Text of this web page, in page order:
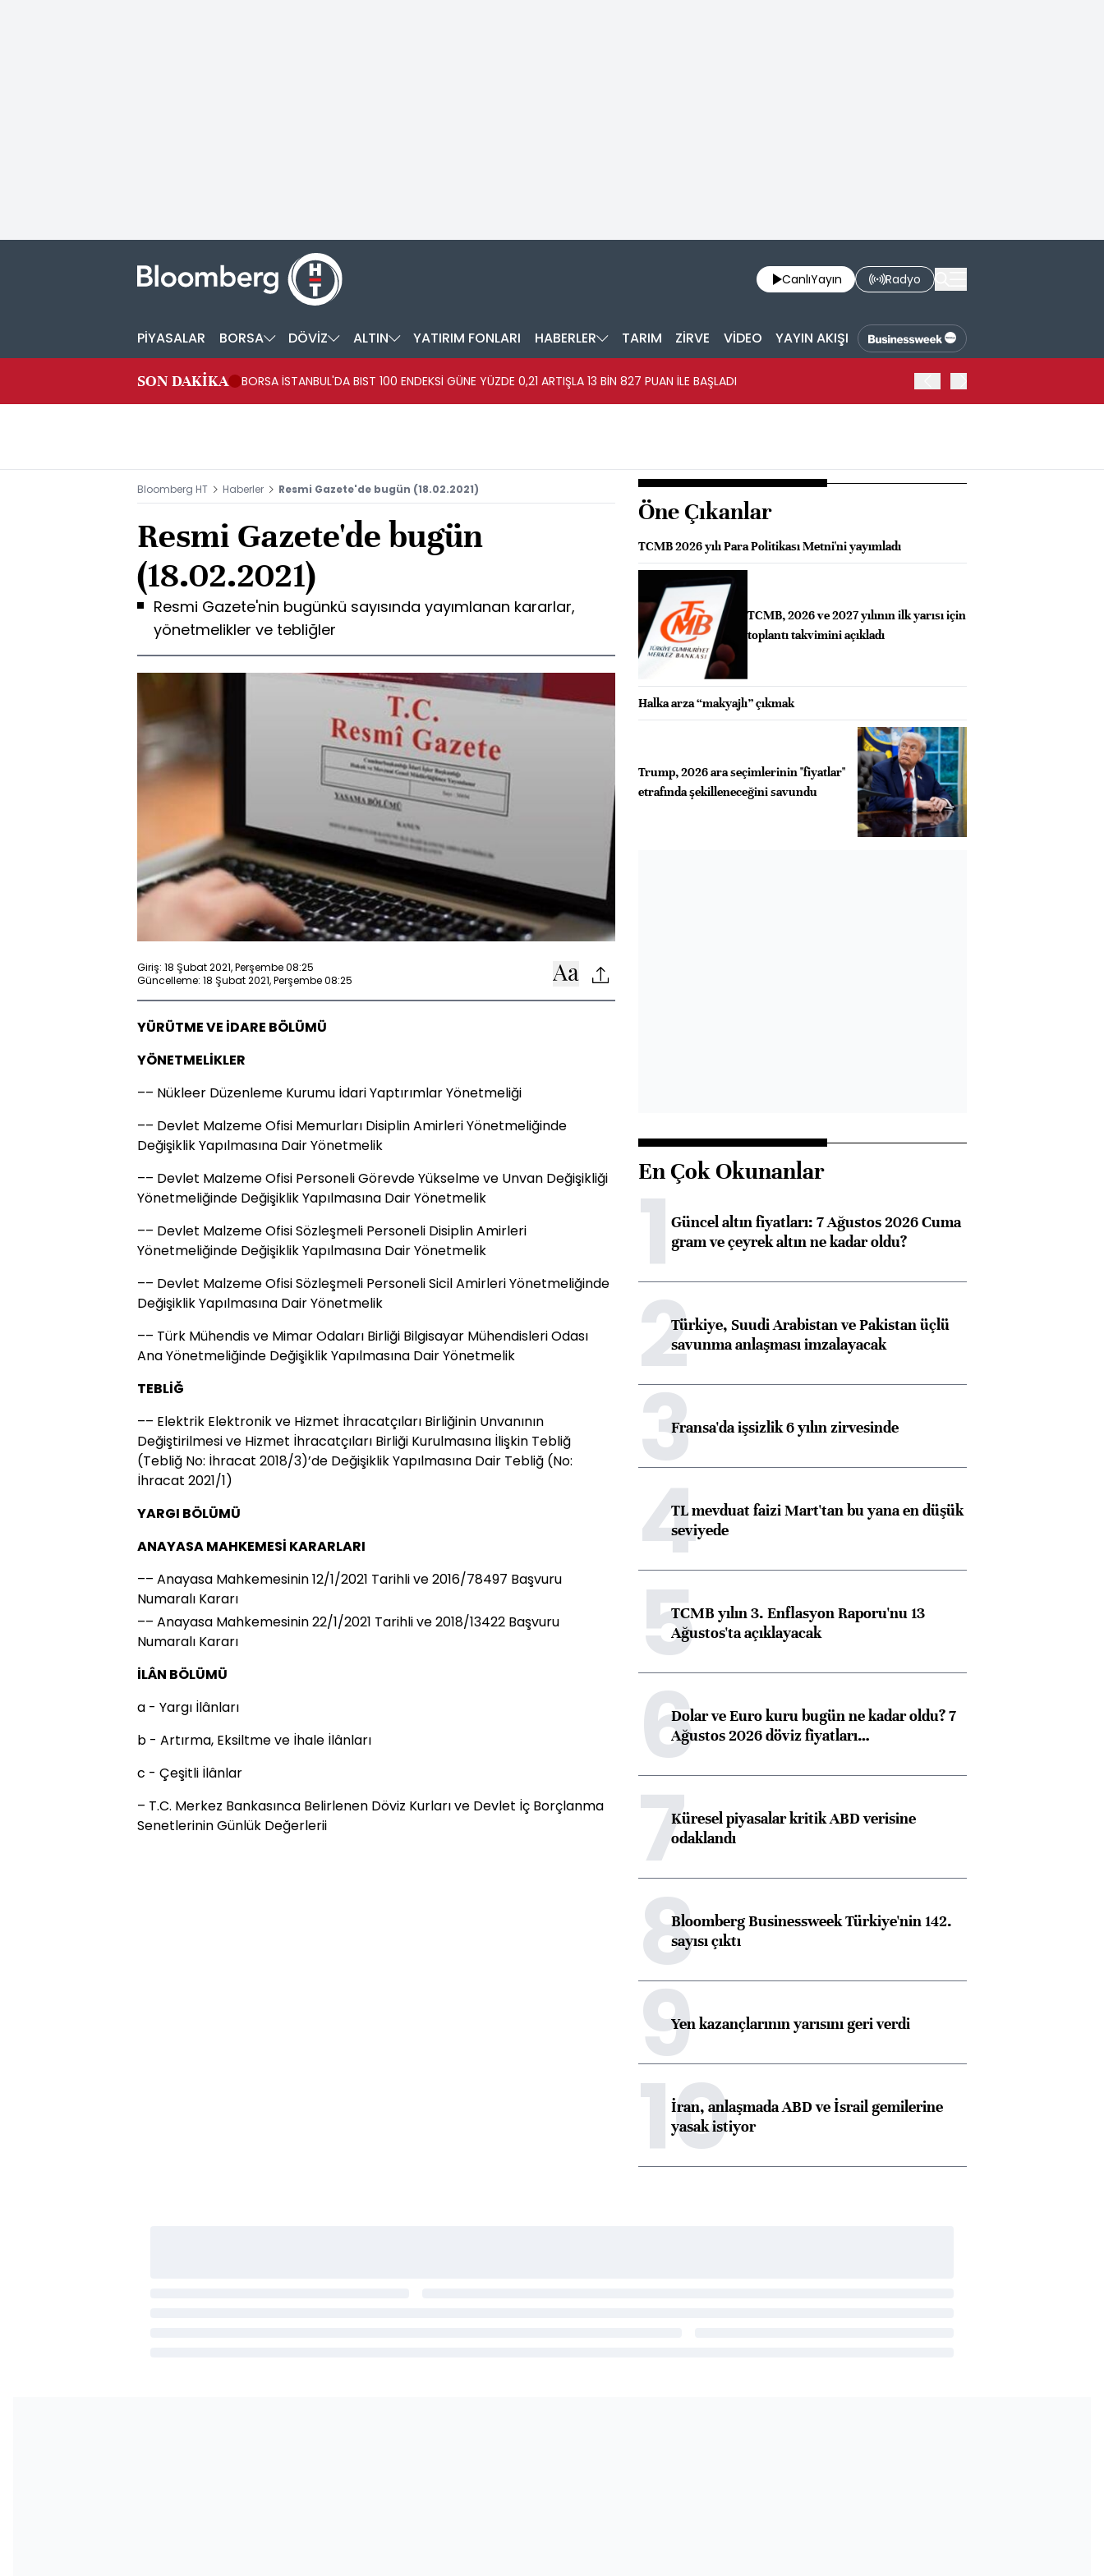
CanlıYayın Radyo
PİYASALAR BORSA DÖVİZ ALTIN YATIRIM FONLARI HABERLER TARIM ZİRVE VİDEO YAYIN AKIŞI
SON DAKİKA BORSA İSTANBUL'DA BIST 100 ENDEKSİ GÜNE YÜZDE 0,21 ARTIŞLA 13 BİN 827 PUAN İLE BAŞLADI
Bloomberg HT Haberler Resmi Gazete'de bugün (18.02.2021)
Resmi Gazete'de bugün
(18.02.2021)
Resmi Gazete'nin bugünkü sayısında yayımlanan kararlar,
yönetmelikler ve tebliğler
Giriş: 18 Şubat 2021, Perşembe 08:25
Güncelleme: 18 Şubat 2021, Perşembe 08:25
YÜRÜTME VE İDARE BÖLÜMÜ
YÖNETMELİKLER
–– Nükleer Düzenleme Kurumu İdari Yaptırımlar Yönetmeliği
–– Devlet Malzeme Ofisi Memurları Disiplin Amirleri Yönetmeliğinde
Değişiklik Yapılmasına Dair Yönetmelik
–– Devlet Malzeme Ofisi Personeli Görevde Yükselme ve Unvan Değişikliği
Yönetmeliğinde Değişiklik Yapılmasına Dair Yönetmelik
–– Devlet Malzeme Ofisi Sözleşmeli Personeli Disiplin Amirleri
Yönetmeliğinde Değişiklik Yapılmasına Dair Yönetmelik
–– Devlet Malzeme Ofisi Sözleşmeli Personeli Sicil Amirleri Yönetmeliğinde
Değişiklik Yapılmasına Dair Yönetmelik
–– Türk Mühendis ve Mimar Odaları Birliği Bilgisayar Mühendisleri Odası
Ana Yönetmeliğinde Değişiklik Yapılmasına Dair Yönetmelik
TEBLİĞ
–– Elektrik Elektronik ve Hizmet İhracatçıları Birliğinin Unvanının
Değiştirilmesi ve Hizmet İhracatçıları Birliği Kurulmasına İlişkin Tebliğ
(Tebliğ No: İhracat 2018/3)’de Değişiklik Yapılmasına Dair Tebliğ (No:
İhracat 2021/1)
YARGI BÖLÜMÜ
ANAYASA MAHKEMESİ KARARLARI
–– Anayasa Mahkemesinin 12/1/2021 Tarihli ve 2016/78497 Başvuru
Numaralı Kararı
–– Anayasa Mahkemesinin 22/1/2021 Tarihli ve 2018/13422 Başvuru
Numaralı Kararı
İLÂN BÖLÜMÜ
a - Yargı İlânları
b - Artırma, Eksiltme ve İhale İlânları
c - Çeşitli İlânlar
– T.C. Merkez Bankasınca Belirlenen Döviz Kurları ve Devlet İç Borçlanma
Senetlerinin Günlük Değerlerii
Öne Çıkanlar
TCMB 2026 yılı Para Politikası Metni'ni yayımladı
TCMB, 2026 ve 2027 yılının ilk yarısı için
toplantı takvimini açıkladı
Halka arza “makyajlı” çıkmak
Trump, 2026 ara seçimlerinin "fiyatlar"
etrafında şekilleneceğini savundu
En Çok Okunanlar
1Güncel altın fiyatları: 7 Ağustos 2026 Cuma
gram ve çeyrek altın ne kadar oldu?
2Türkiye, Suudi Arabistan ve Pakistan üçlü
savunma anlaşması imzalayacak
3Fransa'da işsizlik 6 yılın zirvesinde
4TL mevduat faizi Mart'tan bu yana en düşük
seviyede
5TCMB yılın 3. Enflasyon Raporu'nu 13
Ağustos'ta açıklayacak
6Dolar ve Euro kuru bugün ne kadar oldu? 7
Ağustos 2026 döviz fiyatları…
7Küresel piyasalar kritik ABD verisine
odaklandı
8Bloomberg Businessweek Türkiye'nin 142.
sayısı çıktı
9Yen kazançlarının yarısını geri verdi
10
İran, anlaşmada ABD ve İsrail gemilerine
yasak istiyor